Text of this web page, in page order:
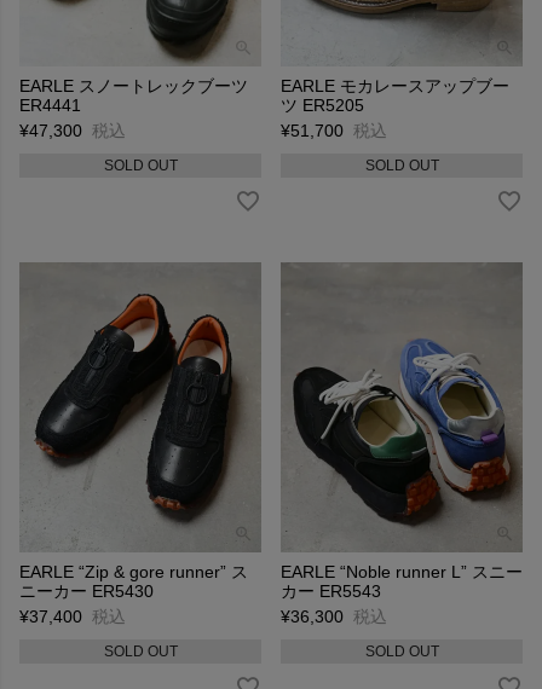
EARLE スノートレックブーツ
ER4441
¥47,300 税込
SOLD OUT
EARLE モカレースアップブー
ツ ER5205
¥51,700 税込
SOLD OUT
EARLE “Zip & gore runner” ス
ニーカー ER5430
¥37,400 税込
SOLD OUT
EARLE “Noble runner L” スニー
カー ER5543
¥36,300 税込
SOLD OUT